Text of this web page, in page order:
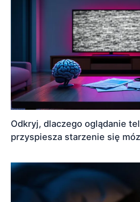
Odkryj, dlaczego oglądanie
przyspiesza starzenie się